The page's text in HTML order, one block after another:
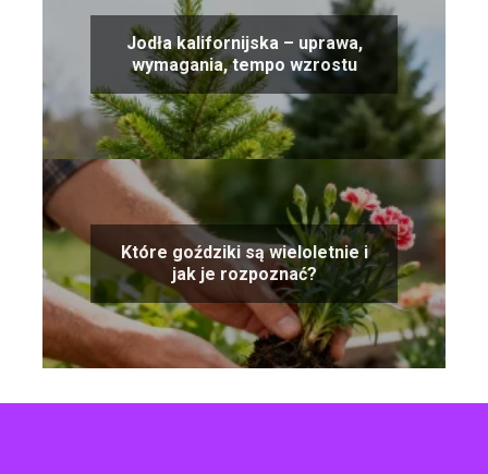
Jodła kalifornijska – uprawa,
wymagania, tempo wzrostu
Które goździki są wieloletnie i
jak je rozpoznać?